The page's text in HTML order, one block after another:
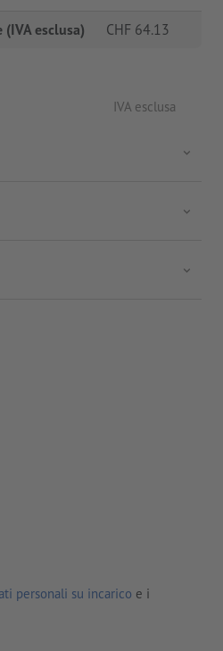
(IVA esclusa) CHF 64.13
IVA esclusa
personali su incarico e i